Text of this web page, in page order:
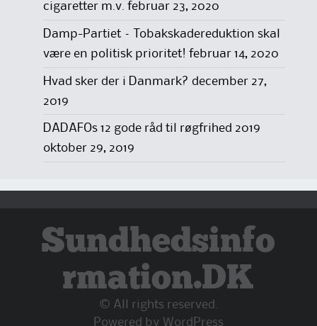
cigaretter m.v. februar 23, 2020
Damp-Partiet – Tobakskadereduktion skal
være en politisk prioritet! februar 14, 2020
Hvad sker der i Danmark? december 27,
2019
DADAFOs 12 gode råd til røgfrihed 2019
oktober 29, 2019
Sundhedsinfo
rmation.DK
© All rights reserved.
Powered by WordPress